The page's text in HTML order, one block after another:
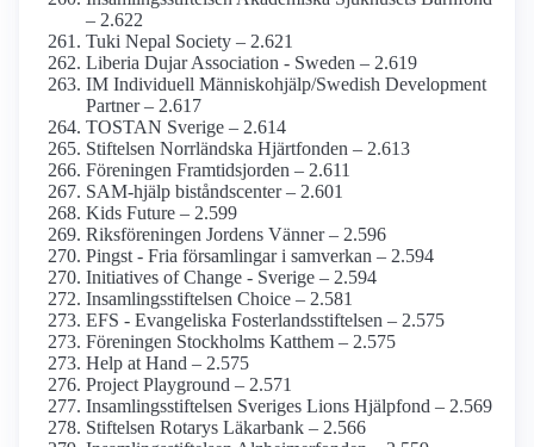
– 2.622
Tuki Nepal Society – 2.621
Liberia Dujar Association - Sweden – 2.619
IM Individuell Människohjälp/­Swedish Development
Partner – 2.617
TOSTAN Sverige – 2.614
Stiftelsen Norrländska Hjärtfonden – 2.613
Föreningen Framtidsjorden – 2.611
SAM-hjälp biståndscenter – 2.601
Kids Future – 2.599
Riksföreningen Jordens Vänner – 2.596
Pingst - Fria församlingar i samverkan – 2.594
Initiatives of Change - Sverige – 2.594
Insamlings­stiftelsen Choice – 2.581
EFS - Evangeliska Fosterlands­stiftelsen – 2.575
Föreningen Stockholms Katthem – 2.575
Help at Hand – 2.575
Project Playground – 2.571
Insamlings­stiftelsen Sveriges Lions Hjälpfond – 2.569
Stiftelsen Rotarys Läkarbank – 2.566